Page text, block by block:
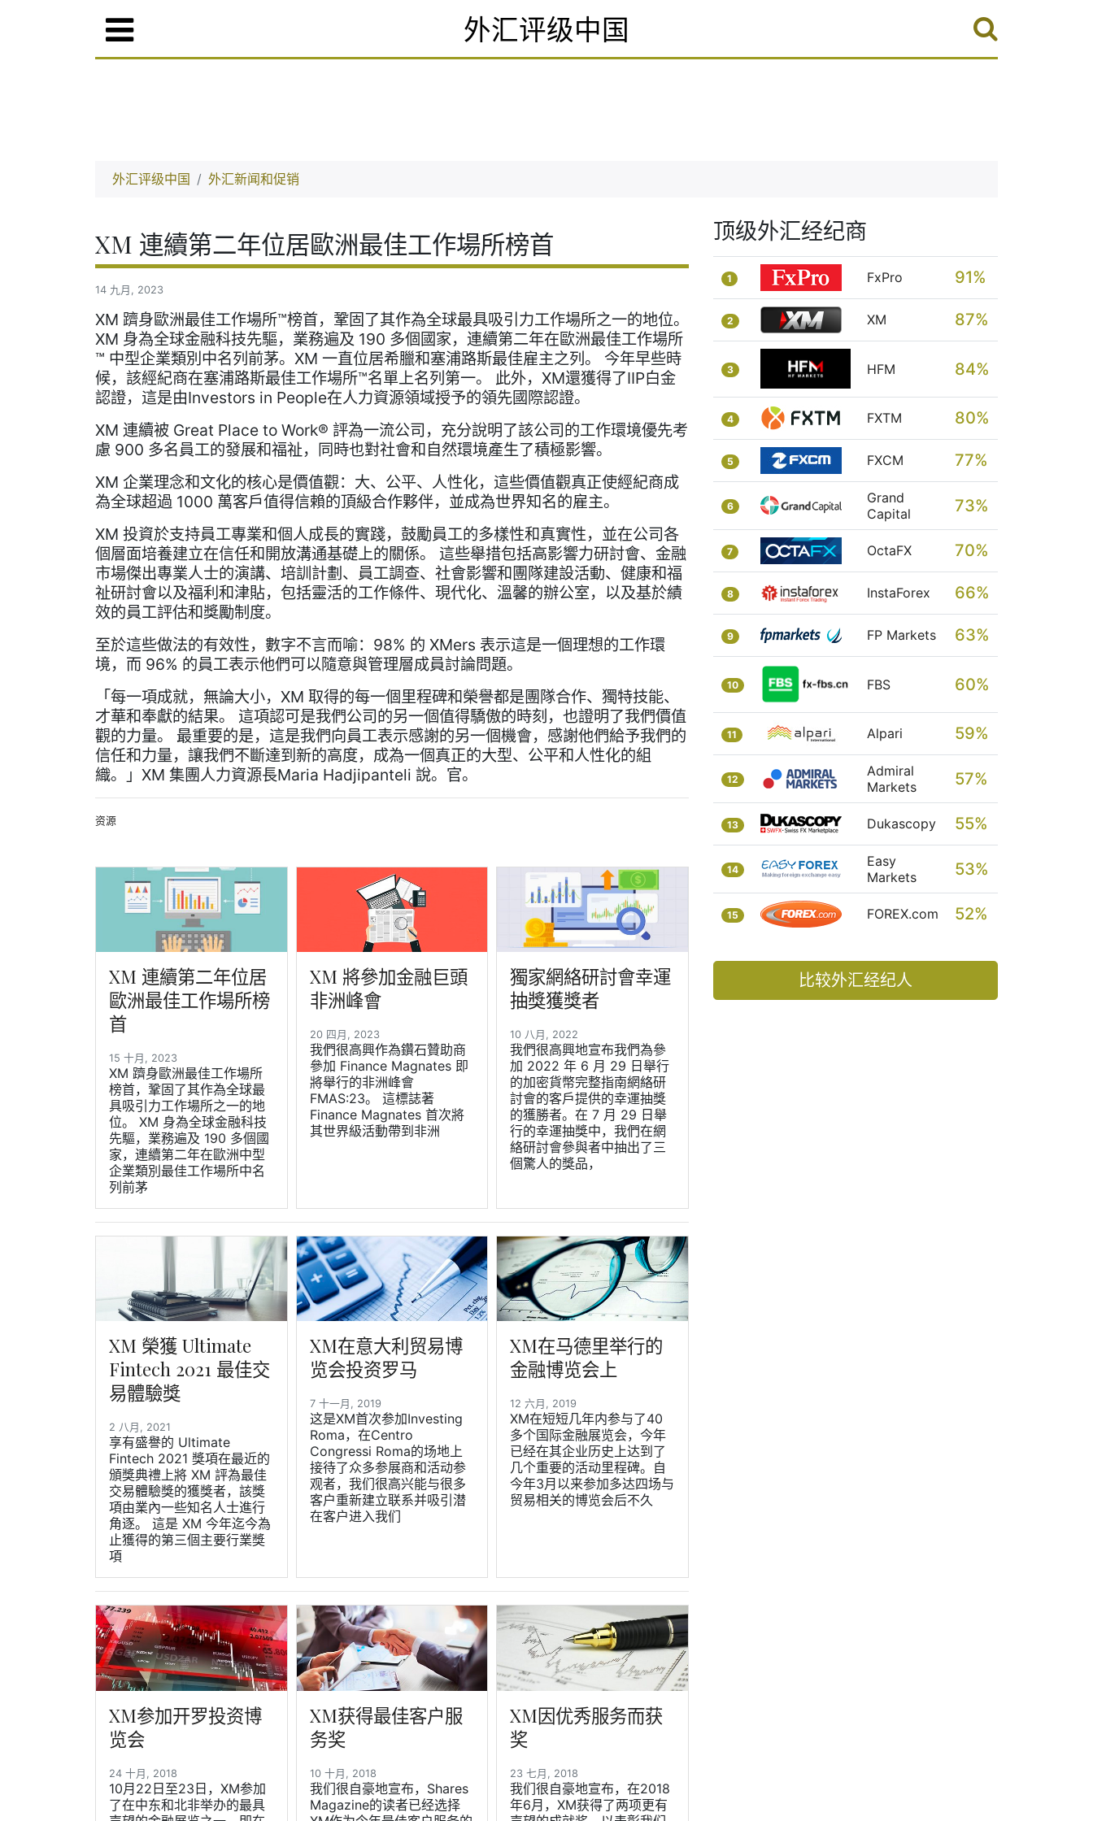
外汇评级中国
外汇评级中国 外汇新闻和促销
XM 連續第二年位居歐洲最佳工作場所榜首
14 九月, 2023
XM 躋身歐洲最佳工作場所™榜首，鞏固了其作為全球最具吸引力工作場所之一的地位。
XM 身為全球金融科技先驅，業務遍及 190 多個國家，連續第二年在歐洲最佳工作場所
™ 中型企業類別中名列前茅。XM 一直位居希臘和塞浦路斯最佳雇主之列。 今年早些時
候，該經紀商在塞浦路斯最佳工作場所™名單上名列第一。 此外，XM還獲得了IIP白金
認證，這是由Investors in People在人力資源領域授予的領先國際認證。
XM 連續被 Great Place to Work® 評為一流公司，充分說明了該公司的工作環境優先考
慮 900 多名員工的發展和福祉，同時也對社會和自然環境產生了積極影響。
XM 企業理念和文化的核心是價值觀：大、公平、人性化，這些價值觀真正使經紀商成
為全球超過 1000 萬客戶值得信賴的頂級合作夥伴，並成為世界知名的雇主。
XM 投資於支持員工專業和個人成長的實踐，鼓勵員工的多樣性和真實性，並在公司各
個層面培養建立在信任和開放溝通基礎上的關係。 這些舉措包括高影響力研討會、金融
市場傑出專業人士的演講、培訓計劃、員工調查、社會影響和團隊建設活動、健康和福
祉研討會以及福利和津貼，包括靈活的工作條件、現代化、溫馨的辦公室，以及基於績
效的員工評估和獎勵制度。
至於這些做法的有效性，數字不言而喻：98% 的 XMers 表示這是一個理想的工作環
境，而 96% 的員工表示他們可以隨意與管理層成員討論問題。
「每一項成就，無論大小，XM 取得的每一個里程碑和榮譽都是團隊合作、獨特技能、
才華和奉獻的結果。 這項認可是我們公司的另一個值得驕傲的時刻，也證明了我們價值
觀的力量。 最重要的是，這是我們向員工表示感謝的另一個機會，感謝他們給予我們的
信任和力量，讓我們不斷達到新的高度，成為一個真正的大型、公平和人性化的組
織。」XM 集團人力資源長Maria Hadjipanteli 說。官。
资源
XM 連續第二年位居
歐洲最佳工作場所榜
首
15 十月, 2023
XM 躋身歐洲最佳工作場所
榜首，鞏固了其作為全球最
具吸引力工作場所之一的地
位。 XM 身為全球金融科技
先驅，業務遍及 190 多個國
家，連續第二年在歐洲中型
企業類別最佳工作場所中名
列前茅
XM 將參加金融巨頭
非洲峰會
20 四月, 2023
我們很高興作為鑽石贊助商
參加 Finance Magnates 即
將舉行的非洲峰會
FMAS:23。 這標誌著
Finance Magnates 首次將
其世界級活動帶到非洲
獨家網絡研討會幸運
抽獎獲獎者
10 八月, 2022
我們很高興地宣布我們為參
加 2022 年 6 月 29 日舉行
的加密貨幣完整指南網絡研
討會的客戶提供的幸運抽獎
的獲勝者。在 7 月 29 日舉
行的幸運抽獎中，我們在網
絡研討會參與者中抽出了三
個驚人的獎品，
XM 榮獲 Ultimate
Fintech 2021 最佳交
易體驗獎
2 八月, 2021
享有盛譽的 Ultimate
Fintech 2021 獎項在最近的
頒獎典禮上將 XM 評為最佳
交易體驗獎的獲獎者，該獎
項由業內一些知名人士進行
角逐。 這是 XM 今年迄今為
止獲得的第三個主要行業獎
項
XM在意大利贸易博
览会投资罗马
7 十一月, 2019
这是XM首次参加Investing
Roma，在Centro
Congressi Roma的场地上
接待了众多参展商和活动参
观者，我们很高兴能与很多
客户重新建立联系并吸引潜
在客户进入我们
XM在马德里举行的
金融博览会上
12 六月, 2019
XM在短短几年内参与了40
多个国际金融展览会，今年
已经在其企业历史上达到了
几个重要的活动里程碑。自
今年3月以来参加多达四场与
贸易相关的博览会后不久
XM参加开罗投资博
览会
24 十月, 2018
10月22日至23日，XM参加
了在中东和北非举办的最具
XM获得最佳客户服
务奖
10 十月, 2018
我们很自豪地宣布，Shares
Magazine的读者已经选择
XM因优秀服务而获
奖
23 七月, 2018
我们很自豪地宣布，在2018
年6月，XM获得了两项更有
顶级外汇经纪商
1 FxPro 91%
2 XM 87%
3 HFM 84%
4 FXTM 80%
5 FXCM 77%
6
Grand
Capital
73%
7 OctaFX 70%
8 InstaForex 66%
9 FP Markets 63%
10 FBS 60%
11 Alpari 59%
12
Admiral
Markets
57%
13 Dukascopy 55%
14
Easy
Markets
53%
15 FOREX.com 52%
比较外汇经纪人